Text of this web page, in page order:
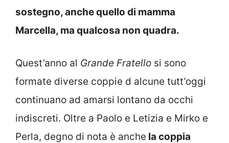
sostegno, anche quello di mamma
Marcella, ma qualcosa non quadra.
Quest’anno al Grande Fratello si sono
formate diverse coppie d alcune tutt’oggi
continuano ad amarsi lontano da occhi
indiscreti. Oltre a Paolo e Letizia e Mirko e
Perla, degno di nota è anche la coppia